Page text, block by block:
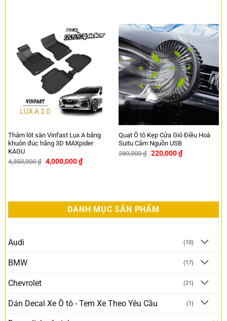
Thảm lót sàn Vinfast Lux A bằng
khuôn đúc hãng 3D MAXpider
KAGU
4,350,000₫ 4,000,000₫
Quạt Ô tô Kẹp Cửa Gió Điều Hoà
Suitu Cắm Nguồn USB
280,000₫ 220,000₫
DANH MỤC SẢN PHẨM
Audi (10)
BMW (17)
Chevrolet (21)
Dán Decal Xe Ô tô - Tem Xe Theo Yêu Cầu (1)